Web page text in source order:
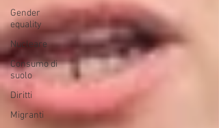
Gender
equality
Nucleare
Consumo di
suolo
Diritti
Migranti